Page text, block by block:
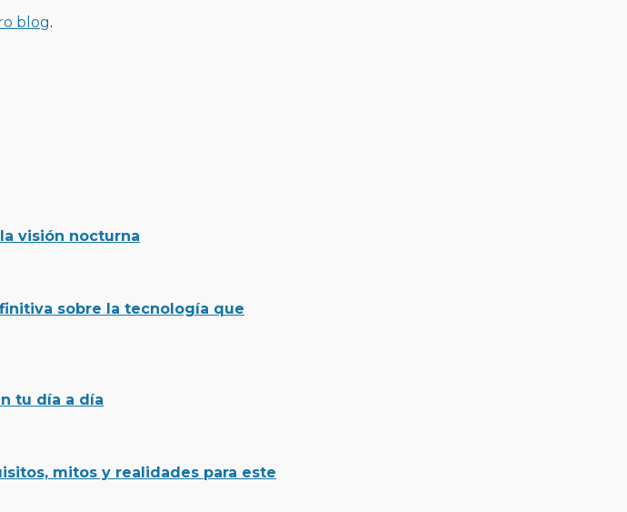
blog.
visión nocturna
sobre la tecnología que
tu día a día
mitos y realidades para este